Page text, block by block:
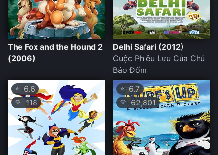
The Fox and the Hound 2
(2006)
Delhi Safari (2012)
Cuộc Phiêu Lưu Của Chú
Báo Đốm
⭐ 6.6
💛 118
⭐6.7
💛 62,801